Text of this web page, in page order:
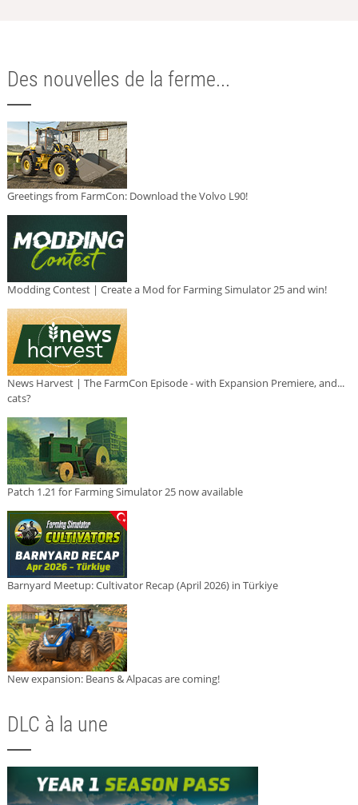
Des nouvelles de la ferme...
Greetings from FarmCon: Download the Volvo L90!
Modding Contest | Create a Mod for Farming Simulator 25 and win!
News Harvest | The FarmCon Episode - with Expansion Premiere, and...
cats?
Patch 1.21 for Farming Simulator 25 now available
Barnyard Meetup: Cultivator Recap (April 2026) in Türkiye
New expansion: Beans & Alpacas are coming!
DLC à la une